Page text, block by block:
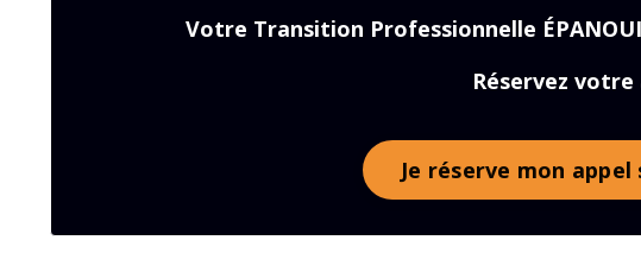
Votre Transition Professionnelle
Réservez votre
Je réserve mon